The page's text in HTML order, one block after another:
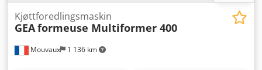
Mouvaux 1 136 km
Kjøttforedlingsmaskin
GEAformeuse Multiformer 400